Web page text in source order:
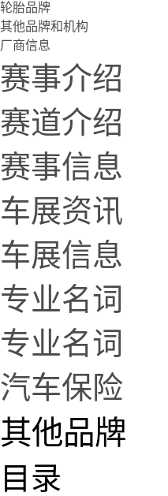
轮胎品牌
其他品牌和机构
厂商信息
赛事介绍
赛道介绍
赛事信息
车展资讯
车展信息
专业名词
专业名词
汽车保险
其他品牌
目录